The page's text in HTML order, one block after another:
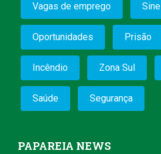
Vagas de emprego Sine
Oportunidades Prisão
Incêndio Zona Sul
Saúde Segurança
PAPAREIA NEWS